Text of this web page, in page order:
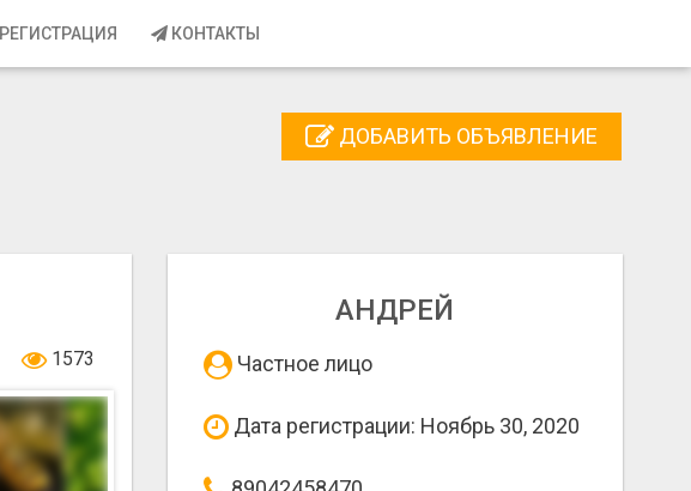
РЕГИСТРАЦИЯ КОНТАКТЫ
ДОБАВИТЬ ОБЪЯВЛЕНИЕ
1573
АНДРЕЙ
Частное лицо
Дата регистрации: Ноябрь 30, 2020